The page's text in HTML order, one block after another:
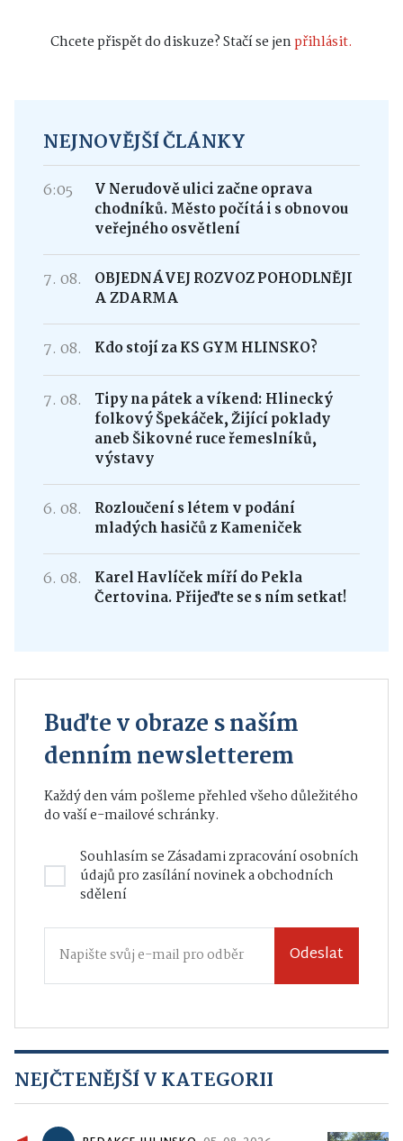
Chcete přispět do diskuze? Stačí se jenpřihlásit.
NEJNOVĚJŠÍ ČLÁNKY
6:05
V Nerudově ulici začne oprava
chodníků. Město počítá i s obnovou
veřejného osvětlení
7. 08.
OBJEDNÁVEJ ROZVOZ POHODLNĚJI
A ZDARMA
7. 08. Kdo stojí za KS GYM HLINSKO?
7. 08.
Tipy na pátek a víkend: Hlinecký
folkový Špekáček, Žijící poklady
aneb Šikovné ruce řemeslníků,
výstavy
6. 08.
Rozloučení s létem v podání
mladých hasičů z Kameniček
6. 08.
Karel Havlíček míří do Pekla
Čertovina. Přijeďte se s ním setkat!
Buďte v obraze s naším
denním newsletterem
Každý den vám pošleme přehled všeho důležitého
do vaší e-mailové schránky.
Souhlasím seZásadami zpracování osobních
údajůpro zasílání novinek a obchodních
sdělení
Odeslat
NEJČTENĚJŠÍ V KATEGORII